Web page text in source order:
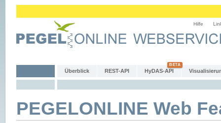
Hilfe
Überblick REST-API HyDAS-API
PEGELONLINE Web